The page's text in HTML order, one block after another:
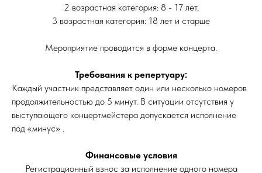
2 возрастная категория: 8 - 17 лет,
3 возрастная категория: 18 лет и старше
Мероприятие проводится в форме концерта.
Требования к репертуару:
Каждый участник представляет один или несколько номеров
продолжительностью до 5 минут. В ситуации отсутствия у
выступающего концертмейстера допускается исполнение
под «минус» .
Финансовые условия
Регистрационный взнос за исполнение одного номера